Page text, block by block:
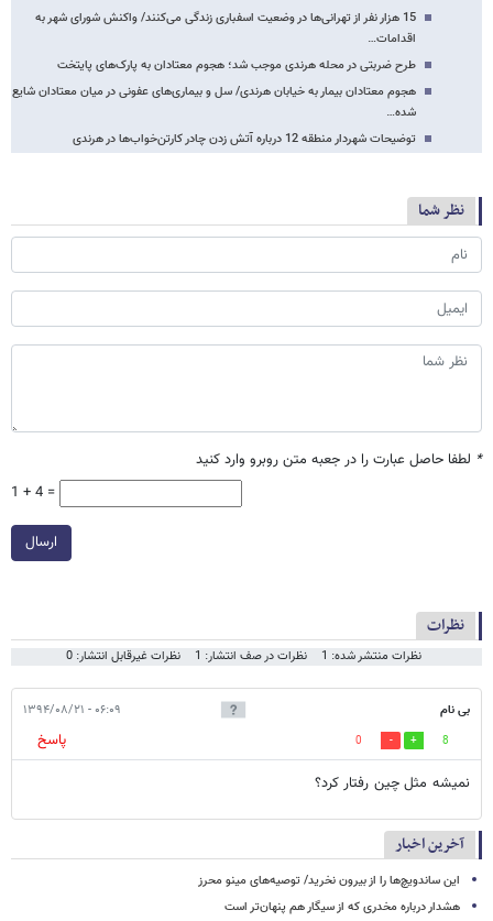
15 هزار نفر از تهرانی‌ها در وضعیت اسفباری زندگی می‌کنند/ واکنش شورای شهر به
اقدامات…
طرح ضربتی در محله هرندی موجب شد؛ هجوم معتادان به پارک‌های پایتخت
هجوم معتادان بیمار به خیابان هرندی/ سل و بیماری‌های عفونی در میان معتادان شایع
شده…
توضیحات شهردار منطقه 12 درباره آتش زدن چادر کارتن‌خواب‌ها در هرندی
نظر شما
* لطفا حاصل عبارت را در جعبه متن روبرو وارد کنید
1 + 4 =
ارسال
نظرات
نظرات منتشر شده: 1 نظرات در صف انتشار: 1 نظرات غیرقابل انتشار: 0
بی نام ۰۶:۰۹ - ۱۳۹۴/۰۸/۲۱
8
0
پاسخ
نمیشه مثل چین رفتار کرد؟
آخرین اخبار
این ساندویچ‌ها را از بیرون نخرید/ توصیه‌های مینو محرز
هشدار درباره مخدری که از سیگار هم پنهان‌تر است